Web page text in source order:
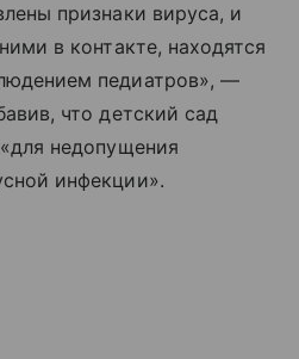
признаки вируса, и
в контакте, находятся
педиатров», —
что детский сад
недопущения
инфекции».